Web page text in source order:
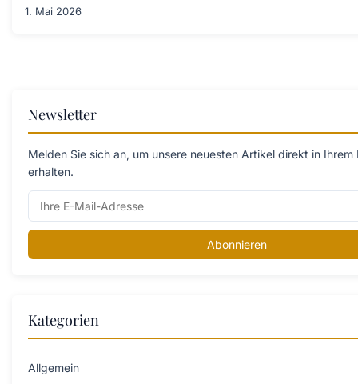
1. Mai 2026
Newsletter
Melden Sie sich an, um unsere neuesten Artikel direkt in Ihrem
erhalten.
Abonnieren
Kategorien
Allgemein